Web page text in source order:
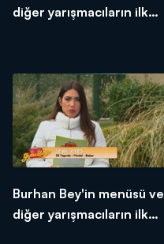
diğer yarışmacıların ilk
Burhan Bey'in menüsü ve
diğer yarışmacıların ilk